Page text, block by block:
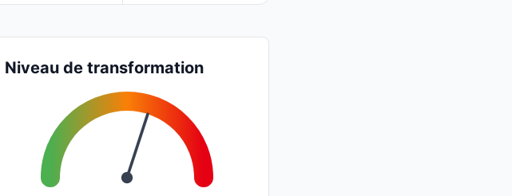
Niveau de transformation